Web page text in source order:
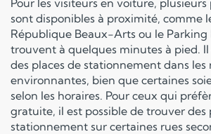
Pour les visiteurs en voiture,
sont disponibles à proximité, comme
République Beaux-Arts ou le Parking
trouvent à quelques minutes à pied.
des places de stationnement dans les
environnantes, bien que certaines
selon les horaires. Pour ceux qui
gratuite, il est possible de trouver des
stationnement sur certaines rues